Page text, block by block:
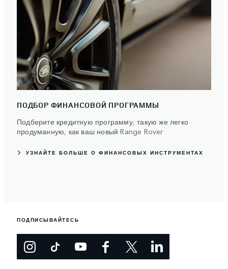
ПОДБОР ФИНАНСОВОЙ ПРОГРАММЫ
Подберите кредитную программу, такую же легко
продуманную, как ваш новый Range Rover
УЗНАЙТЕ БОЛЬШЕ О ФИНАНСОВЫХ ИНСТРУМЕНТАХ
ПОДПИСЫВАЙТЕСЬ